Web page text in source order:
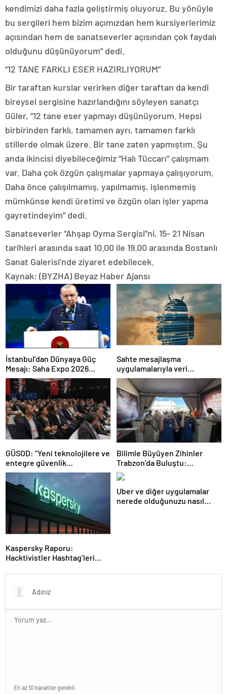
kendimizi daha fazla geliştirmiş oluyoruz. Bu yönüyle
bu sergileri hem bizim açımızdan hem kursiyerlerimiz
açısından hem de sanatseverler açısından çok faydalı
olduğunu düşünüyorum” dedi.
“12 TANE FARKLI ESER HAZIRLIYORUM”
Bir taraftan kurslar verirken diğer taraftan da kendi
bireysel sergisine hazırlandığını söyleyen sanatçı
Güler, “12 tane eser yapmayı düşünüyorum. Hepsi
birbirinden farklı, tamamen ayrı, tamamen farklı
stillerde olmak üzere. Bir tane zaten yapmıştım. Şu
anda ikincisi diyebileceğimiz “Halı Tüccarı” çalışmam
var. Daha çok özgün çalışmalar yapmaya çalışıyorum.
Daha önce çalışılmamış, yapılmamış, işlenmemiş
mümkünse kendi üretimi ve özgün olan işler yapma
gayretindeyim” dedi.
Sanatseverler “Ahşap Oyma Sergisi”ni, 15- 21 Nisan
tarihleri arasında saat 10.00 ile 19.00 arasında Bostanlı
Sanat Galerisi’nde ziyaret edebilecek.
Kaynak: (BYZHA) Beyaz Haber Ajansı
İstanbul’dan Dünyaya Güç
Mesajı: Saha Expo 2026
Rekorlarla Kapılarını Kapattı
Sahte mesajlaşma
uygulamalarıyla veri
sızdırıyorlar- Haber Şafak
GÜSOD: “Yeni teknolojilere ve
entegre güvenlik
sistemlerine önem artacak”-
Haber Şafak
Bilimle Büyüyen Zihinler
Trabzon’da Buluştu:
STEAMFEST’te Bilim Rüzgârı
Esti!- Haber Şafak
Kaspersky Raporu:
Hacktivistler Hashtag’leri
Kullanıyor, 2025’te
Saldırılarda DDoS Öne
Çıkıyor- Haber Şafak
Uber ve diğer uygulamalar
nerede olduğunuzu nasıl
En az 10 karakter gerekli